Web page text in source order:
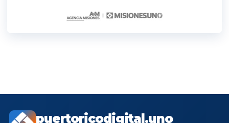
puertoricodigital.uno